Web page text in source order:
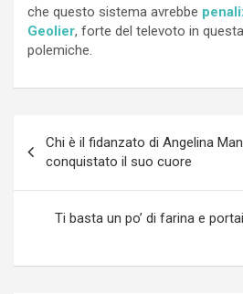
che questo sistema avrebbe
Geolier, forte del televoto in
polemiche.
articoli
Chi è il fidanzato di Angelina
conquistato il suo cuore
Ti basta un po’ di farina e